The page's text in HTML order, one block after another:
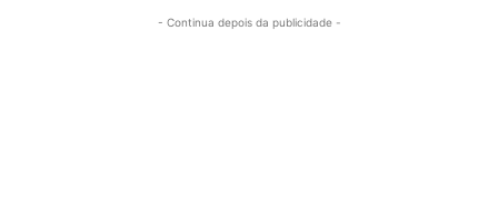
- Continua depois da publicidade -